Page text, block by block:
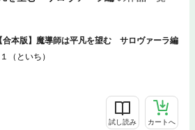
【合本版】魔導師は平凡を望む サロヴァーラ編
（といち）
試し読み カートへ